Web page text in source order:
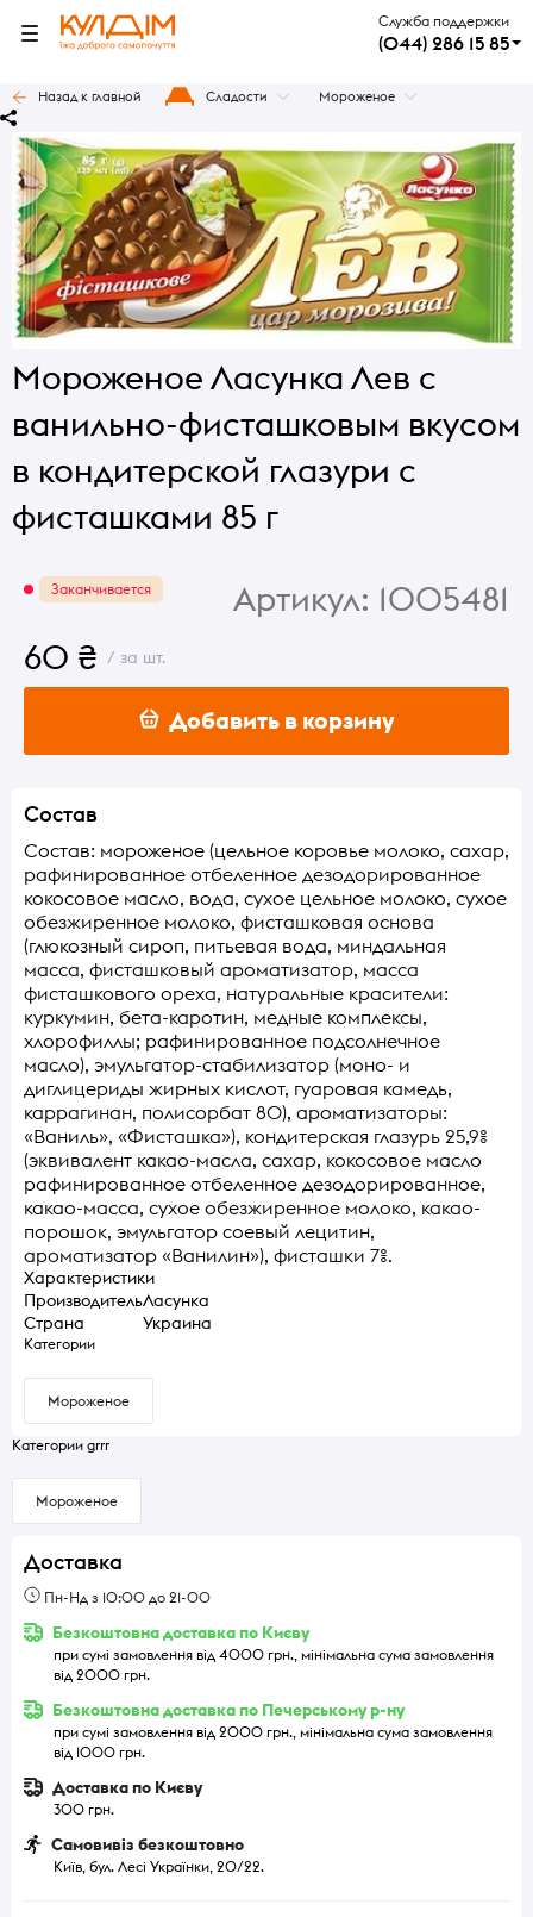
Служба поддержки
(044) 286 15 85
Назад к главной Сладости Мороженое
Мороженое Ласунка Лев с
ванильно-фисташковым вкусом
в кондитерской глазури с
фисташками 85 г
Заканчивается Артикул: 1005481
60 ₴ / за шт.
Добавить в корзину
Состав
Состав: мороженое (цельное коровье молоко, сахар,
рафинированное отбеленное дезодорированное
кокосовое масло, вода, сухое цельное молоко, сухое
обезжиренное молоко, фисташковая основа
(глюкозный сироп, питьевая вода, миндальная
масса, фисташковый ароматизатор, масса
фисташкового ореха, натуральные красители:
куркумин, бета-каротин, медные комплексы,
хлорофиллы; рафинированное подсолнечное
масло), эмульгатор-стабилизатор (моно- и
диглицериды жирных кислот, гуаровая камедь,
каррагинан, полисорбат 80), ароматизаторы:
«Ваниль», «Фисташка»), кондитерская глазурь 25,9%
(эквивалент какао-масла, сахар, кокосовое масло
рафинированное отбеленное дезодорированное,
какао-масса, сухое обезжиренное молоко, какао-
порошок, эмульгатор соевый лецитин,
ароматизатор «Ванилин»), фисташки 7%.
Характеристики
ПроизводительЛасунка
Страна
Украина
Категории
Мороженое
Категории grrr
Мороженое
Доставка
Пн-Нд з 10:00 до 21-00
Безкоштовна доставка по Києву
при сумі замовлення від 4000 грн., мінімальна сума замовлення
від 2000 грн.
Безкоштовна доставка по Печерському р-ну
при сумі замовлення від 2000 грн., мінімальна сума замовлення
від 1000 грн.
Доставка по Києву
300 грн.
Самовивіз безкоштовно
Київ, бул. Лесі Українки, 20/22.